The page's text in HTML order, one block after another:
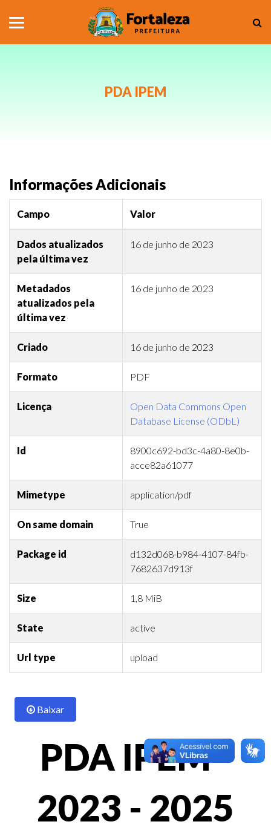
PDA IPEM
Baixar
PDA IPEM -
2023 - 2025
Informações Adicionais
Campo Valor
Dados atualizados
pela última vez
16 de junho de 2023
Metadados
atualizados pela
última vez
16 de junho de 2023
Criado 16 de junho de 2023
Formato PDF
Licença
Open Data Commons Open
Database License (ODbL)
Id
8900c692-bd3c-4a80-8e0b-
acce82a61077
Mimetype application/pdf
On same domain True
Package id
d132d068-b984-4107-84fb-
7682637d913f
Size 1,8 MiB
State active
Url type upload